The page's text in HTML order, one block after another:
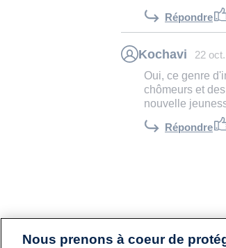
Répondre
Kochavi 22
Oui, ce genre
chômeurs et
nouvelle
Répondre
Nous prenons à coeur de